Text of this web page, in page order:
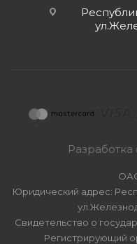
Разработка
Юридический адрес:
Свидетельство о
Регистрирующий